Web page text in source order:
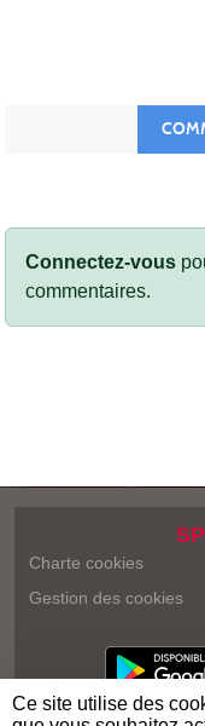
Connectez-vous
commentaires.
Charte cookies
Gestion des cookies
Ce site utilise des